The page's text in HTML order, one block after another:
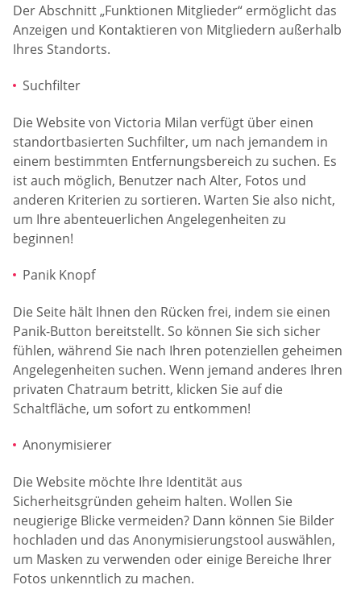
Der Abschnitt „Funktionen Mitglieder“ ermöglicht das
Anzeigen und Kontaktieren von Mitgliedern außerhalb
Ihres Standorts.
Suchfilter
Die Website von Victoria Milan verfügt über einen
standortbasierten Suchfilter, um nach jemandem in
einem bestimmten Entfernungsbereich zu suchen. Es
ist auch möglich, Benutzer nach Alter, Fotos und
anderen Kriterien zu sortieren. Warten Sie also nicht,
um Ihre abenteuerlichen Angelegenheiten zu
beginnen!
Panik Knopf
Die Seite hält Ihnen den Rücken frei, indem sie einen
Panik-Button bereitstellt. So können Sie sich sicher
fühlen, während Sie nach Ihren potenziellen geheimen
Angelegenheiten suchen. Wenn jemand anderes Ihren
privaten Chatraum betritt, klicken Sie auf die
Schaltfläche, um sofort zu entkommen!
Anonymisierer
Die Website möchte Ihre Identität aus
Sicherheitsgründen geheim halten. Wollen Sie
neugierige Blicke vermeiden? Dann können Sie Bilder
hochladen und das Anonymisierungstool auswählen,
um Masken zu verwenden oder einige Bereiche Ihrer
Fotos unkenntlich zu machen.